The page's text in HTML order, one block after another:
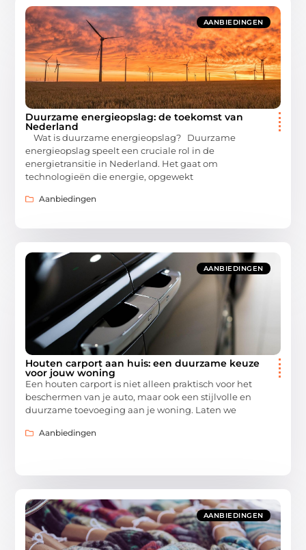
AANBIEDINGEN
Duurzame energieopslag: de toekomst van
Nederland
Wat is duurzame energieopslag? Duurzame
energieopslag speelt een cruciale rol in de
energietransitie in Nederland. Het gaat om
technologieën die energie, opgewekt
Aanbiedingen
AANBIEDINGEN
Houten carport aan huis: een duurzame keuze
voor jouw woning
Een houten carport is niet alleen praktisch voor het
beschermen van je auto, maar ook een stijlvolle en
duurzame toevoeging aan je woning. Laten we
Aanbiedingen
AANBIEDINGEN